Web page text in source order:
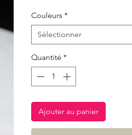
Couleurs *
Sélectionner
Quantité *
Ajouter au panier